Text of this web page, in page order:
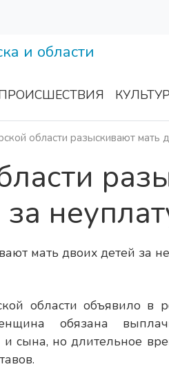
области разыскивают мать
области объявило
обязана
сына, но длительное